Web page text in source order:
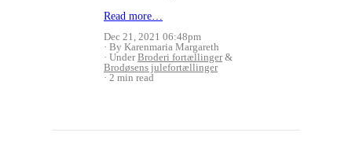
Read more…
Dec 21, 2021 06:48pm
By Karenmaria Margareth
UnderBroderi fortællinger&
Brodøsens julefortællinger
2 min read